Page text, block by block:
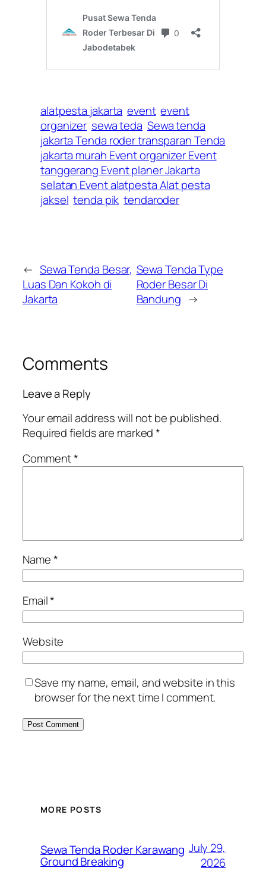
alatpesta jakarta event event
organizer sewa teda Sewa tenda
jakarta Tenda roder transparan Tenda
jakarta murah Event organizer Event
tanggerang Event planer Jakarta
selatan Event alatpesta Alat pesta
jaksel tenda pik tendaroder
← Sewa Tenda Besar,
Luas Dan Kokoh di
Jakarta
Sewa Tenda Type
Roder Besar Di
Bandung →
Comments
Leave a Reply
Your email address will not be published.
Required fields are marked*
Comment*
Name*
Email*
Website
Save my name, email, and website in this
browser for the next time I comment.
MORE POSTS
Sewa Tenda Roder Karawang
Ground Breaking
July 29,
2026